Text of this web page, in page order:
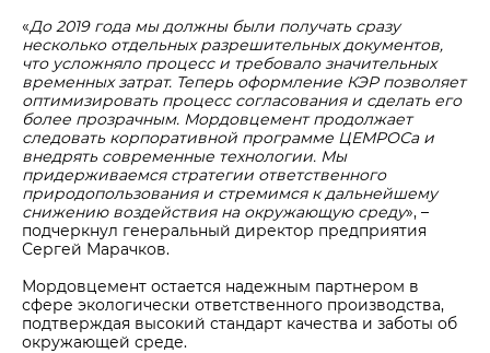
«До 2019 года мы должны были получать сразу
несколько отдельных разрешительных документов,
что усложняло процесс и требовало значительных
временных затрат. Теперь оформление КЭР позволяет
оптимизировать процесс согласования и сделать его
более прозрачным. Мордовцемент продолжает
следовать корпоративной программе ЦЕМРОСа и
внедрять современные технологии. Мы
придерживаемся стратегии ответственного
природопользования и стремимся к дальнейшему
снижению воздействия на окружающую среду», –
подчеркнул генеральный директор предприятия
Сергей Марачков.
Мордовцемент остается надежным партнером в
сфере экологически ответственного производства,
подтверждая высокий стандарт качества и заботы об
окружающей среде.